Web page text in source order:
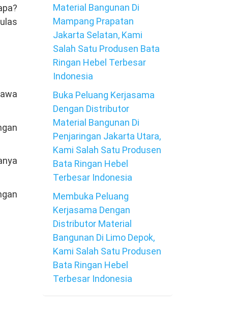
Material Bangunan Di
Mampang Prapatan
Jakarta Selatan, Kami
Salah Satu Produsen Bata
Ringan Hebel Terbesar
Indonesia
Buka Peluang Kerjasama
Dengan Distributor
Material Bangunan Di
Penjaringan Jakarta Utara,
Kami Salah Satu Produsen
Bata Ringan Hebel
Terbesar Indonesia
Membuka Peluang
Kerjasama Dengan
Distributor Material
Bangunan Di Limo Depok,
Kami Salah Satu Produsen
Bata Ringan Hebel
Terbesar Indonesia